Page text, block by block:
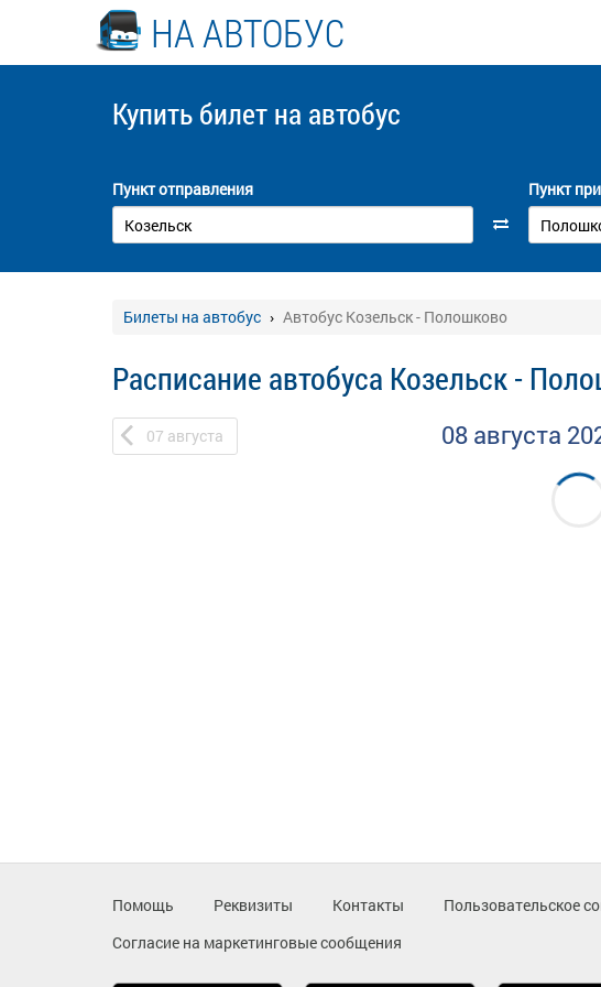
НА АВТОБУС
Купить билет на автобус
Пункт отправления Пункт
Билеты на автобус Автобус Козельск - Полошково
Расписание автобуса Козельск -
07 августа 08 августа
Помощь Реквизиты Контакты Пользовательское
Согласие на маркетинговые сообщения